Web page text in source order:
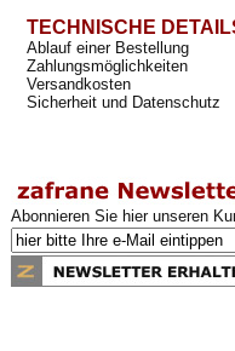
TECHNISCHE
Ablauf einer Bestellung
Zahlungsmöglichkeiten
Versandkosten
Sicherheit und Datenschutz
Abonnieren Sie hier unseren